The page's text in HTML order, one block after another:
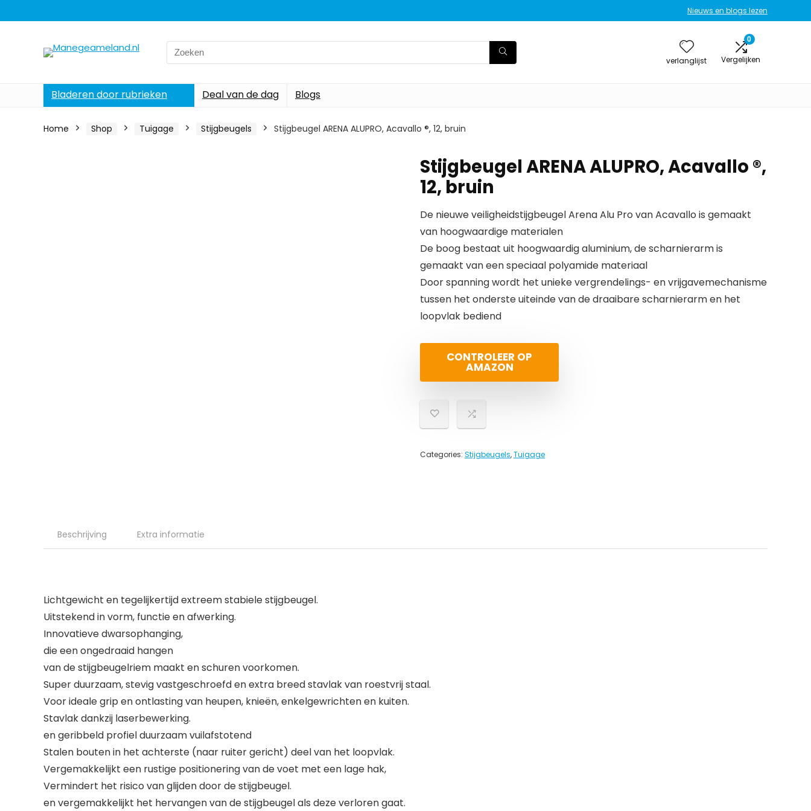
Nieuws en blogs lezen
Search
for:
verlanglijst
0
Vergelijken
Bladeren door rubrieken Deal van de dag Blogs
Home Shop Tuigage Stijgbeugels Stijgbeugel ARENA ALUPRO, Acavallo ®, 12, bruin
Stijgbeugel ARENA ALUPRO, Acavallo ®,
12, bruin
De nieuwe veiligheidstijgbeugel Arena Alu Pro van Acavallo is gemaakt
van hoogwaardige materialen
De boog bestaat uit hoogwaardig aluminium, de scharnierarm is
gemaakt van een speciaal polyamide materiaal
Door spanning wordt het unieke vergrendelings- en vrijgavemechanisme
tussen het onderste uiteinde van de draaibare scharnierarm en het
loopvlak bediend
CONTROLEER OP
AMAZON
Categories: Stijgbeugels,Tuigage
Beschrijving Extra informatie
Lichtgewicht en tegelijkertijd extreem stabiele stijgbeugel.
Uitstekend in vorm, functie en afwerking.
Innovatieve dwarsophanging,
die een ongedraaid hangen
van de stijgbeugelriem maakt en schuren voorkomen.
Super duurzaam, stevig vastgeschroefd en extra breed stavlak van roestvrij staal.
Voor ideale grip en ontlasting van heupen, knieën, enkelgewrichten en kuiten.
Stavlak dankzij laserbewerking.
en geribbeld profiel duurzaam vuilafstotend
Stalen bouten in het achterste (naar ruiter gericht) deel van het loopvlak.
Vergemakkelijkt een rustige positionering van de voet met een lage hak,
Vermindert het risico van glijden door de stijgbeugel.
en vergemakkelijkt het hervangen van de stijgbeugel als deze verloren gaat.